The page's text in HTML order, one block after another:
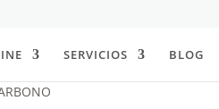
SERVICIOS BLOG